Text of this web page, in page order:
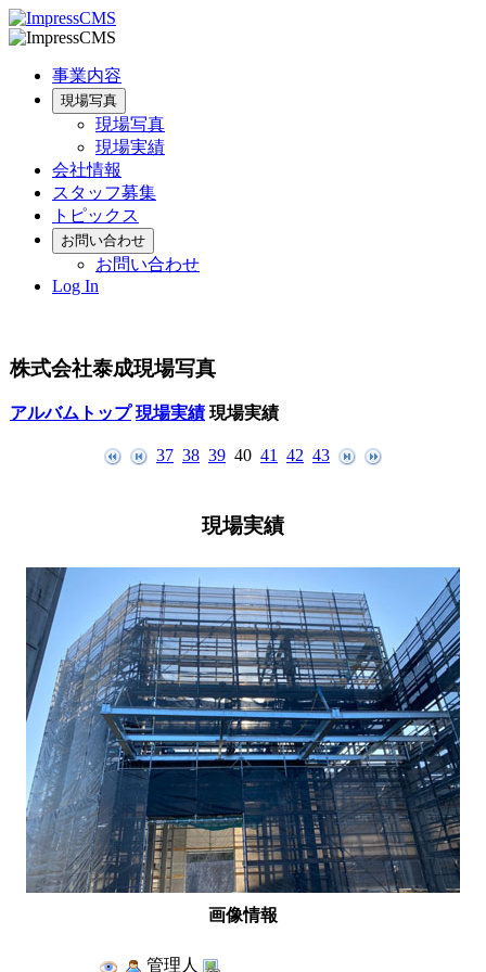
事業内容
現場写真
現場写真
現場実績
会社情報
スタッフ募集
トピックス
お問い合わせ
お問い合わせ
Log In
株式会社泰成現場写真
アルバムトップ 現場実績 現場実績
37 38 39 40 41 42 43
現場実績
画像情報
管理人